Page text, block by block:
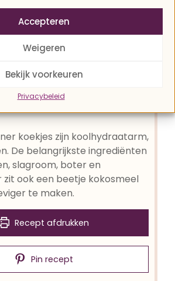
Accepteren
Weigeren
Bekijk voorkeuren
Privacybeleid
koekjes zijn koolhydraatarm,
De belangrijkste ingrediënten
slagroom, boter en
zit ook een beetje kokosmeel
te maken.
Recept afdrukken
Pin recept